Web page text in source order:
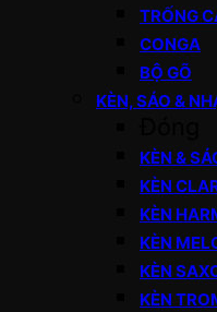
TRỐNG
CONGA
BỘ GÕ
KÈN, SÁO &
KÈN &
KÈN
KÈN
KÈN
KÈN
KÈN